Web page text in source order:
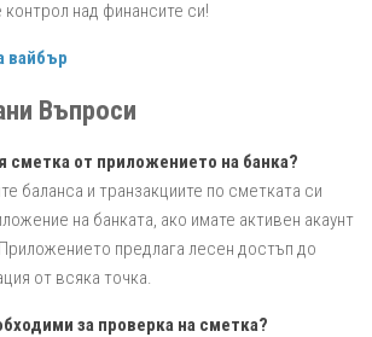
контрол над финансите си!
вайбър
Въпроси
сметка от приложението на банка?
баланса и транзакциите по сметката си
на банката, ако имате активен акаунт
предлага лесен достъп до
от всяка точка.
за проверка на сметка?